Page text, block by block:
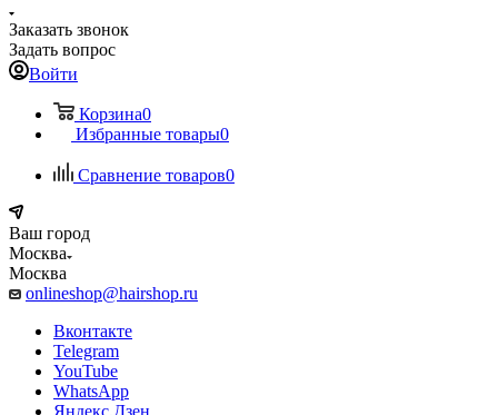
Заказать звонок
Задать вопрос
Войти
Корзина0
Избранные товары0
Сравнение товаров0
Ваш город
Москва
Москва
onlineshop@hairshop.ru
Вконтакте
Telegram
YouTube
WhatsApp
Яндекс.Дзен